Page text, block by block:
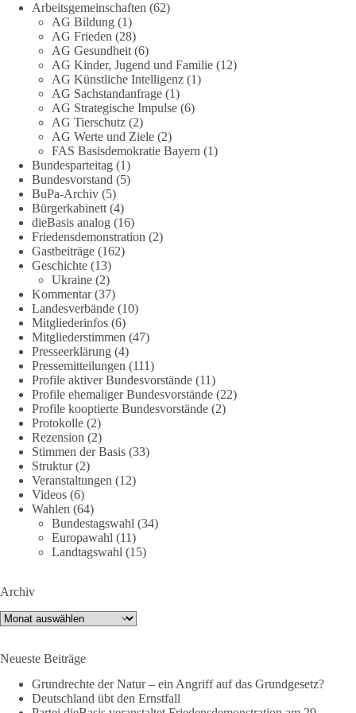
Eine resiliente Gesellschaft erkennt man nicht daran, wie sie
Strommangel verwaltet, sondern daran, wie sie ihn verhindert!
Quellen:
https://apollo-news.net/geheimplan-energiekrise-
bundesnetzagentur-bereitet-sich-auf-strommangel-ueber-
mehrere-tage-bis-wochen-vor/und
https://www.merkur.de/deutschland/der-geheimplan-gegen-
stromausfalle-der-bundesnetzagentur-zr-94423201.html?
utm_source=chatgpt.com
🟩🟩🟦🟦🟥🟥🟧🟧
Wieder ein Beispiel dafür, warum wir 1 Milliarde für freie
Medien fordern sollten: 👉 Jetzt Petition unterzeichnen
#dieBasis #Energie #Versorgungssicherheit
#Technologieoffen #Resilienz
158 26 69
DieBasis
2 Tage(n) zuvor
🌍 Migration darf niemals zum politischen Druckmittel
werden.
Die Ereignisse in Ceuta zeigen, wie schnell Menschen
zwischen geopolitische Interessen geraten können.
Unabhängig davon, welche politischen oder diplomatischen
Ursachen diese Krise im Einzelnen hatte, eines wird deutlich:
Wenn Migration als Druckmittel eingesetzt oder von
Schleusernetzwerken ausgenutzt werden kann, verlieren am
verliert den Menschen aus dem Blick.
Arbeitsgemeinschaften (62)
AG Bildung (1)
AG Frieden (28)
AG Gesundheit (6)
AG Kinder, Jugend und Familie (12)
AG Künstliche Intelligenz (1)
AG Sachstandanfrage (1)
AG Strategische Impulse (6)
AG Tierschutz (2)
AG Werte und Ziele (2)
FAS Basisdemokratie Bayern (1)
Bundesparteitag (1)
Bundesvorstand (5)
BuPa-Archiv (5)
Bürgerkabinett (4)
dieBasis analog (16)
Friedensdemonstration (2)
Gastbeiträge (162)
Geschichte (13)
Ukraine (2)
Kommentar(37)
Landesverbände (10)
Mitgliederinfos (6)
Mitgliederstimmen (47)
Presseerklärung (4)
Pressemitteilungen (111)
Profile aktiver Bundesvorstände (11)
Profile ehemaliger Bundesvorstände (22)
Profile kooptierte Bundesvorstände (2)
Protokolle (2)
Rezension (2)
Stimmen der Basis (33)
Struktur(2)
Veranstaltungen (12)
Videos (6)
Wahlen (64)
Bundestagswahl (34)
Europawahl (11)
Landtagswahl (15)
Archiv
Archiv
Neueste Beiträge
Grundrechte der Natur – ein Angriff auf das Grundgesetz?
Deutschland übt den Ernstfall